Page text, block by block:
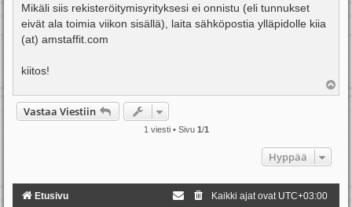
Mikäli siis rekisteröitymisyrityksesi ei onnistu (eli tunnukset
eivät ala toimia viikon sisällä), laita sähköpostia ylläpidolle kiia
(at) amstaffit.com
kiitos!
l
Vastaa Viestiin
1 viesti • Sivu 1/1
Hyppää
Etusivu Kaikki ajat ovat UTC+03:00